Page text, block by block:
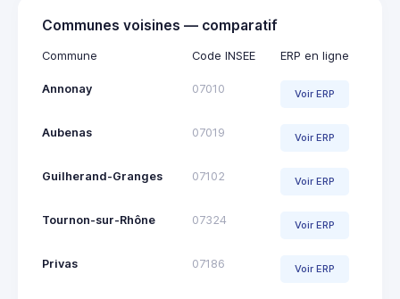
Communes voisines — comparatif
Commune Code INSEE ERP en ligne
Annonay 07010 Voir ERP
Aubenas 07019 Voir ERP
Guilherand-Granges 07102 Voir ERP
Tournon-sur-Rhône 07324 Voir ERP
Privas 07186 Voir ERP